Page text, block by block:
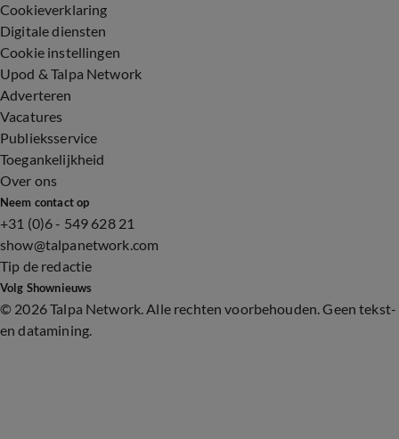
Cookieverklaring
Digitale diensten
Cookie instellingen
Upod & Talpa Network
Adverteren
Vacatures
Publieksservice
Toegankelijkheid
Over ons
Neem contact op
+31 (0)6 - 549 628 21
show@talpanetwork.com
Tip de redactie
Volg Shownieuws
© 2026 Talpa Network. Alle rechten voorbehouden. Geen tekst-
en datamining.